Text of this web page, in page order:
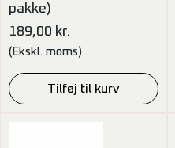
pakke)
189,00 kr.
(Ekskl. moms)
Tilføj til kurv